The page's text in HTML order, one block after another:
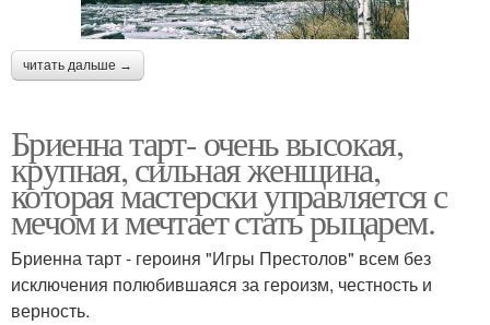
читать дальше →
Бриенна тарт- очень высокая,
крупная, сильная женщина,
которая мастерски управляется с
мечом и мечтает стать рыцарем.
Бриенна тарт - героиня "Игры Престолов" всем без
исключения полюбившаяся за героизм, честность и
верность.